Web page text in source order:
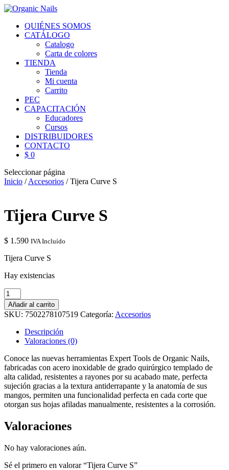
QUIÉNES SOMOS
CATÁLOGO
Catalogo
Carta de colores
TIENDA
Tienda
Mi cuenta
Carrito
PEC
CAPACITACIÓN
Educadores
Cursos
DISTRIBUIDORES
CONTACTO
$ 0
Seleccionar página
Inicio /Accesorios / Tijera Curve S
Tijera Curve S
$ 1.590 IVA Incluído
Tijera Curve S
Hay existencias
Tijera
Curve
S
cantidad
Añadir al carrito
SKU: 7502278107519 Categoría: Accesorios
Descripción
Valoraciones (0)
Conoce las nuevas herramientas Expert Tools de Organic Nails,
fabricadas con acero inoxidable de grado quirúrgico templado de
alta calidad, resistentes a rayones por su acabado mate, perfecta
sujeción gracias a la textura antiderrapante y la anatomía de sus
mangos, permiten una funcionalidad perfecta en cada corte que
otorgan sus hojas afiladas manualmente, resistentes a la corrosión.
Valoraciones
No hay valoraciones aún.
Sé el primero en valorar “Tijera Curve S”